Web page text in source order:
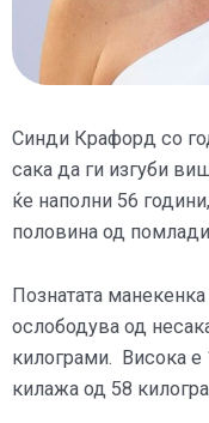
Синди Крафорд со
сака да ги изгуби
ќе наполни 56
половина од
Познатата
ослободува од
килограми. Висока е
килажа од 58